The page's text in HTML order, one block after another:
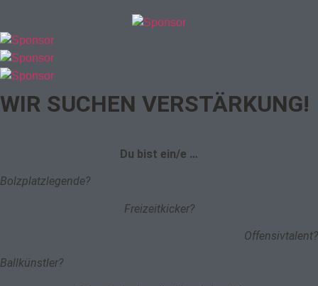
WIR SUCHEN VERSTÄRKUNG!
Du bist ein/e …
Bolzplatzlegende?
Freizeitkicker?
Offensivtalent?
Ballkünstler?